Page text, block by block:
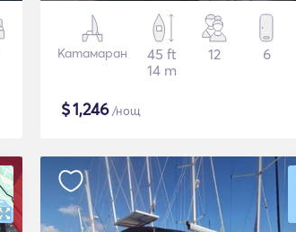
Катамаран
45 ft
14 m
12 6
$1,246/нощ